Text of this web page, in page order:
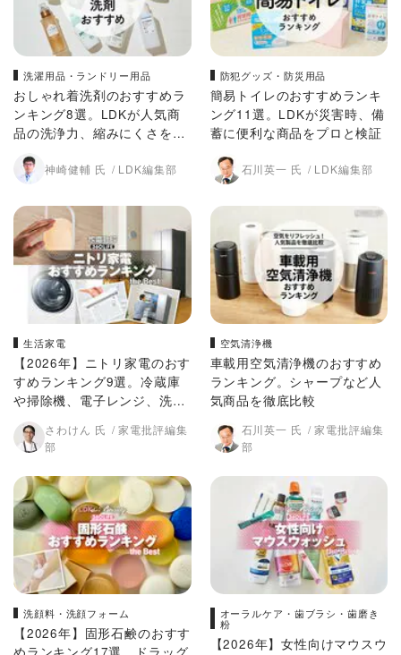
洗濯用品・ランドリー用品
おしゃれ着洗剤のおすすめラ
ンキング8選。LDKが人気商
品の洗浄力、縮みにくさを徹
神崎健輔 氏 LDK編集部
防犯グッズ・防災用品
簡易トイレのおすすめランキ
ング11選。LDKが災害時、備
蓄に便利な商品をプロと検証
石川英一 氏 LDK編集部
生活家電
【2026年】ニトリ家電のおす
すめランキング9選。冷蔵庫
や掃除機、電子レンジ、洗濯
機、空気清浄機など人気モデ
ルの実力を比較
さわけん 氏
家電批評編集
部
空気清浄機
車載用空気清浄機のおすすめ
ランキング。シャープなど人
気商品を徹底比較
石川英一 氏
家電批評編集
部
洗顔料・洗顔フォーム
【2026年】固形石鹸のおすす
オーラルケア・歯ブラシ・歯磨き
粉
【2026年】女性向けマウスウ